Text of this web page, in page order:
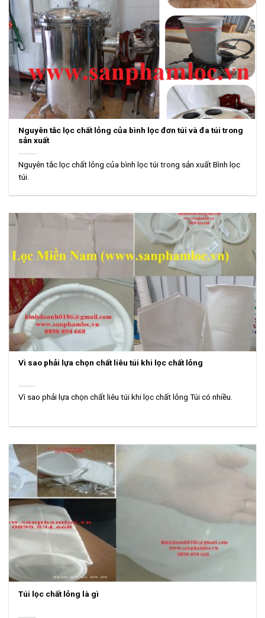
Nguyên tắc lọc chất lỏng của bình lọc đơn túi và đa túi trong
sản xuất
Nguyên tắc lọc chất lỏng của bình lọc túi trong sản xuất Bình lọc
túi.
Vì sao phải lựa chọn chất liêu túi khi lọc chất lỏng
Vì sao phải lựa chọn chất liêu túi khi lọc chất lỏng Túi có nhiều.
Túi lọc chất lỏng là gì